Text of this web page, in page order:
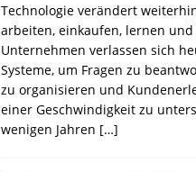
Technologie verändert
arbeiten, einkaufen, lernen
Unternehmen verlassen sich
Systeme, um Fragen zu
zu organisieren und
einer Geschwindigkeit zu
wenigen Jahren […]